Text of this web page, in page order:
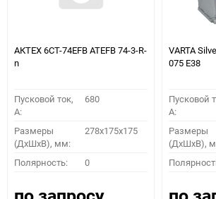
АКТЕХ 6СТ-74EFB ATEFB 74-3-R-
n
Пусковой ток,
A:
680
Размеры
(ДхШхВ), мм:
278x175x175
Полярность: 0
VARTA
075 E38
Пусковой
A:
Размеры
(ДхШхВ),